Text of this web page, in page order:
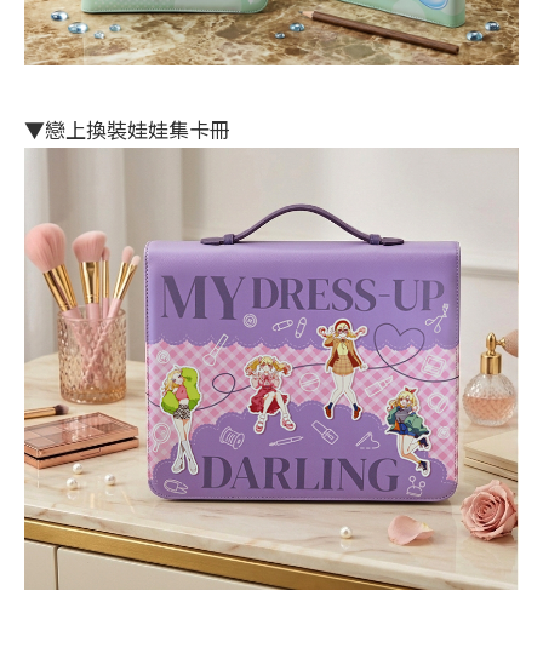
▼戀上換裝娃娃集卡冊